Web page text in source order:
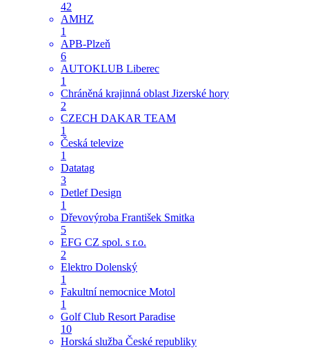
42
AMHZ
1
APB-Plzeň
6
AUTOKLUB Liberec
1
Chráněná krajinná oblast Jizerské hory
2
CZECH DAKAR TEAM
1
Česká televize
1
Datatag
3
Detlef Design
1
Dřevovýroba František Smitka
5
EFG CZ spol. s r.o.
2
Elektro Dolenský
1
Fakultní nemocnice Motol
1
Golf Club Resort Paradise
10
Horská služba České republiky